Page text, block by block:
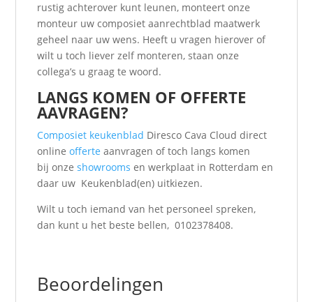
rustig achterover kunt leunen, monteert onze
monteur uw composiet aanrechtblad maatwerk
geheel naar uw wens. Heeft u vragen hierover of
wilt u toch liever zelf monteren, staan onze
collega’s u graag te woord.
LANGS KOMEN OF OFFERTE
AAVRAGEN?
Composiet keukenblad Diresco Cava Cloud direct
onlineofferte aanvragen of toch langs komen
bij onzeshowrooms en werkplaat in Rotterdam en
daar uw Keukenblad(en) uitkiezen.
Wilt u toch iemand van het personeel spreken,
dan kunt u het beste bellen, 0102378408.
Beoordelingen